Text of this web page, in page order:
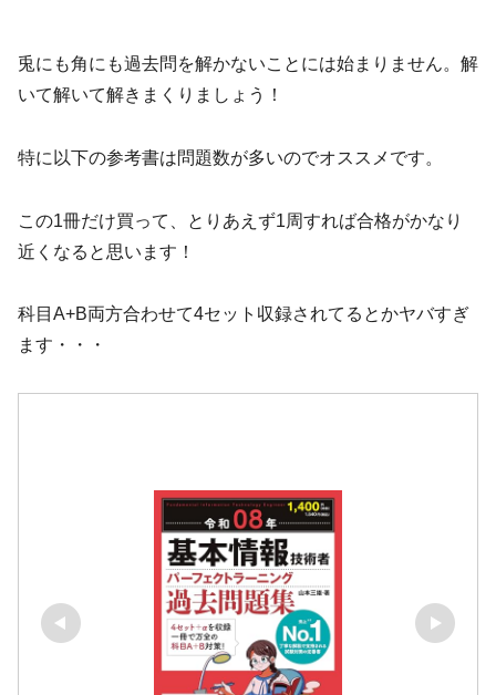
兎にも角にも過去問を解かないことには始まりません。解
いて解いて解きまくりましょう！
特に以下の参考書は問題数が多いのでオススメです。
この1冊だけ買って、とりあえず1周すれば合格がかなり
近くなると思います！
科目A+B両方合わせて4セット収録されてるとかヤバすぎ
ます・・・